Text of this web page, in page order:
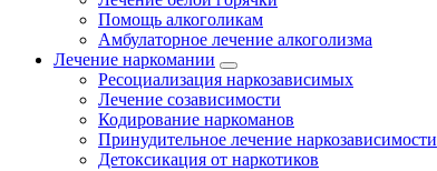
Помощь алкоголикам
Амбулаторное лечение алкоголизма
Лечение наркомании
Ресоциализация наркозависимых
Лечение созависимости
Кодирование наркоманов
Принудительное лечение наркозависимости
Детоксикация от наркотиков